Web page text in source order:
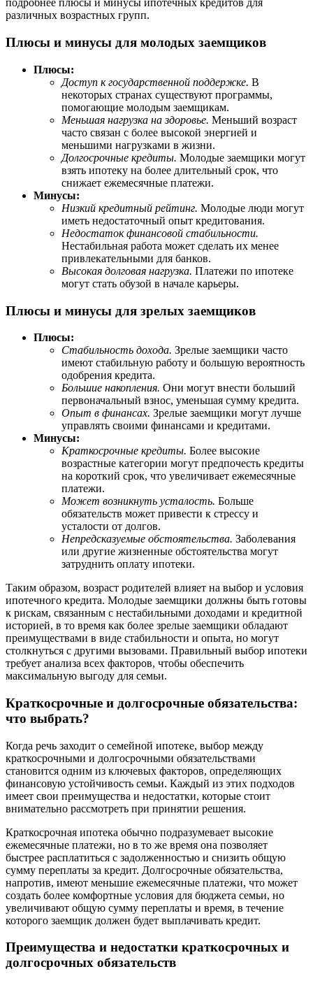
подробнее плюсы и минусы ипотечных кредитов для
различных возрастных групп.
Плюсы и минусы для молодых заемщиков
Плюсы:
Доступ к государственной поддержке. В
некоторых странах существуют программы,
помогающие молодым заемщикам.
Меньшая нагрузка на здоровье. Меньший возраст
часто связан с более высокой энергией и
меньшими нагрузками в жизни.
Долгосрочные кредиты. Молодые заемщики могут
взять ипотеку на более длительный срок, что
снижает ежемесячные платежи.
Минусы:
Низкий кредитный рейтинг. Молодые люди могут
иметь недостаточный опыт кредитования.
Недостаток финансовой стабильности.
Нестабильная работа может сделать их менее
привлекательными для банков.
Высокая долговая нагрузка. Платежи по ипотеке
могут стать обузой в начале карьеры.
Плюсы и минусы для зрелых заемщиков
Плюсы:
Стабильность дохода. Зрелые заемщики часто
имеют стабильную работу и большую вероятность
одобрения кредита.
Большие накопления. Они могут внести больший
первоначальный взнос, уменьшая сумму кредита.
Опыт в финансах. Зрелые заемщики могут лучше
управлять своими финансами и кредитами.
Минусы:
Краткосрочные кредиты. Более высокие
возрастные категории могут предпочесть кредиты
на короткий срок, что увеличивает ежемесячные
платежи.
Может возникнуть усталость. Больше
обязательств может привести к стрессу и
усталости от долгов.
Непредсказуемые обстоятельства. Заболевания
или другие жизненные обстоятельства могут
затруднить оплату ипотеки.
Таким образом, возраст родителей влияет на выбор и условия
ипотечного кредита. Молодые заемщики должны быть готовы
к рискам, связанным с нестабильными доходами и кредитной
историей, в то время как более зрелые заемщики обладают
преимуществами в виде стабильности и опыта, но могут
столкнуться с другими вызовами. Правильный выбор ипотеки
требует анализа всех факторов, чтобы обеспечить
максимальную выгоду для семьи.
Краткосрочные и долгосрочные обязательства:
что выбрать?
Когда речь заходит о семейной ипотеке, выбор между
краткосрочными и долгосрочными обязательствами
становится одним из ключевых факторов, определяющих
финансовую устойчивость семьи. Каждый из этих подходов
имеет свои преимущества и недостатки, которые стоит
внимательно рассмотреть при принятии решения.
Краткосрочная ипотека обычно подразумевает высокие
ежемесячные платежи, но в то же время она позволяет
быстрее расплатиться с задолженностью и снизить общую
сумму переплаты за кредит. Долгосрочные обязательства,
напротив, имеют меньшие ежемесячные платежи, что может
создать более комфортные условия для бюджета семьи, но
увеличивают общую сумму переплаты и время, в течение
которого заемщик должен будет выплачивать кредит.
Преимущества и недостатки краткосрочных и
долгосрочных обязательств